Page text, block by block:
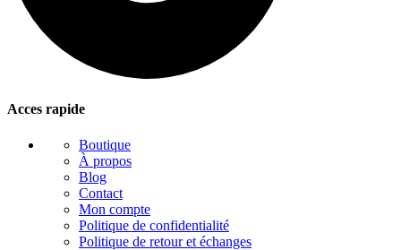
Acces rapide
Boutique
À propos
Blog
Contact
Mon compte
Politique de confidentialité
Politique de retour et échanges